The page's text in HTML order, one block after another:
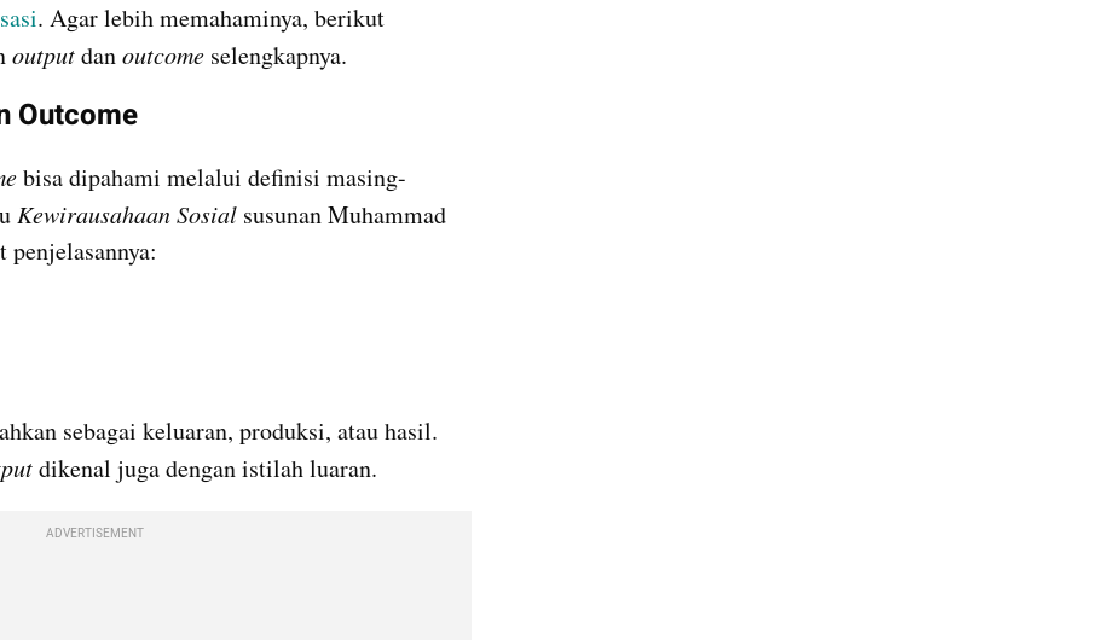
. Agar lebih memahaminya, berikut
output dan outcome selengkapnya.
Outcome
bisa dipahami melalui definisi masing-
Kewirausahaan Sosial susunan Muhammad
sebagai keluaran, produksi, atau hasil.
dikenal juga dengan istilah luaran.
ADVERTISEMENT